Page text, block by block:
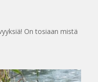
On tosiaan mistä